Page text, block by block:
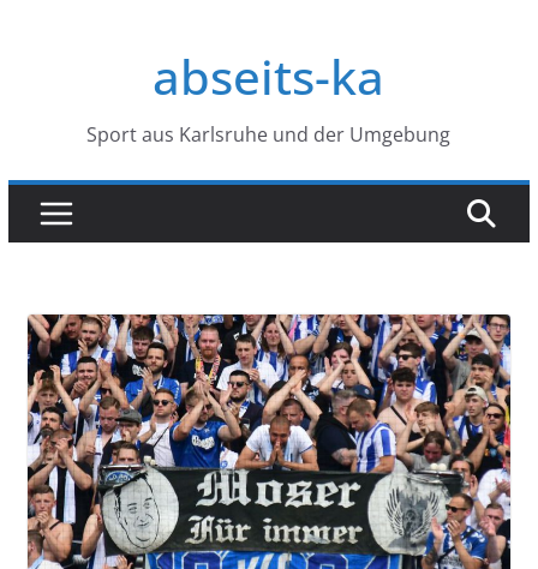
abseits-ka
Sport aus Karlsruhe und der Umgebung